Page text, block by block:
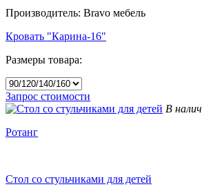
Производитель: Bravo мебель
Кровать "Карина-16"
Размеры товара:
Запрос стоимости
В
Ротанг
Стол со стульчиками для детей